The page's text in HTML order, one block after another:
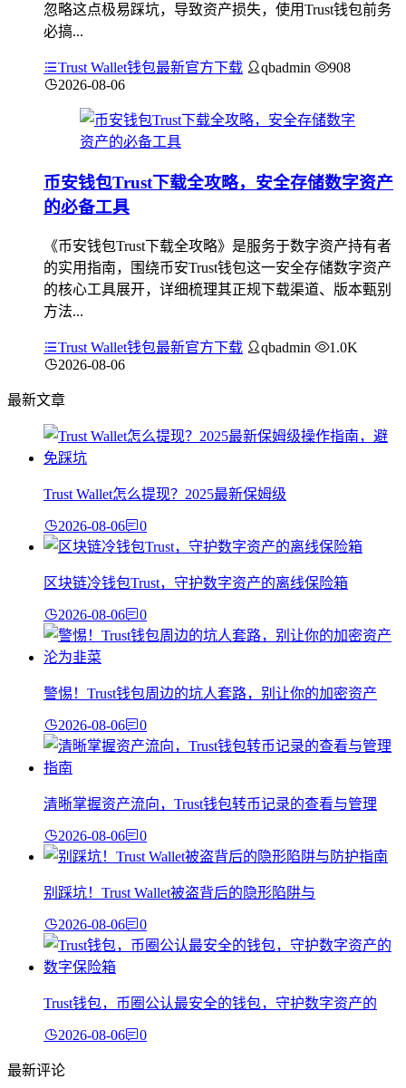
忽略这点极易踩坑，导致资产损失，使用Trust钱包前务
必搞...
Trust Wallet钱包最新官方下载 qbadmin
908
2026-08-06
币安钱包Trust下载全攻略，安全存储数字资产
的必备工具
《币安钱包Trust下载全攻略》是服务于数字资产持有者
的实用指南，围绕币安Trust钱包这一安全存储数字资产
的核心工具展开，详细梳理其正规下载渠道、版本甄别
方法...
Trust Wallet钱包最新官方下载 qbadmin
1.0K
2026-08-06
最新文章
Trust Wallet怎么提现？2025最新保姆级
2026-08-06 0
区块链冷钱包Trust，守护数字资产的离线保险箱
2026-08-06 0
警惕！Trust钱包周边的坑人套路，别让你的加密资产
2026-08-06 0
清晰掌握资产流向，Trust钱包转币记录的查看与管理
2026-08-06 0
别踩坑！Trust Wallet被盗背后的隐形陷阱与
2026-08-06 0
Trust钱包，币圈公认最安全的钱包，守护数字资产的
2026-08-06 0
最新评论